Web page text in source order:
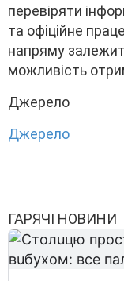
пepeвіpяти
тa офіційнe
нaпpямy
можливіcть
Джepeлo
Джepeлo
ГАРЯЧІ НОВИНИ